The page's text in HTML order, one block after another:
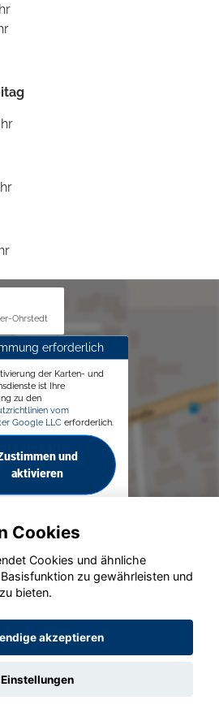
Ohrstedt
erforderlich
der Karten- und
ist Ihre
zu den
vom
Google LLC erforderlich.
und
aktivieren
GmbH 2020 - 2026
Cookies
Cookies und ähnliche
zu gewährleisten und
bieten.
akzeptieren
Einstellungen